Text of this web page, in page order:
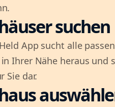
suchen
App sucht alle
Ihrer Nähe heraus und
Sie dar.